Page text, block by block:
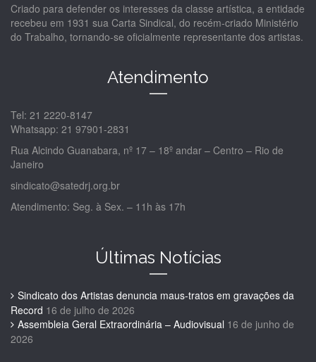
Criado para defender os interesses da classe artística, a entidade
recebeu em 1931 sua Carta Sindical, do recém-criado Ministério
do Trabalho, tornando-se oficialmente representante dos artistas.
Atendimento
Tel: 21 2220-8147
Whatsapp: 21 97901-2831
Rua Alcindo Guanabara, nº 17 – 18º andar – Centro – Rio de
Janeiro
sindicato@satedrj.org.br
Atendimento: Seg. à Sex. – 11h às 17h
Últimas Notícias
Sindicato dos Artistas denuncia maus-tratos em gravações da
Record 16 de julho de 2026
Assembleia Geral Extraordinária – Audiovisual 16 de junho de
2026